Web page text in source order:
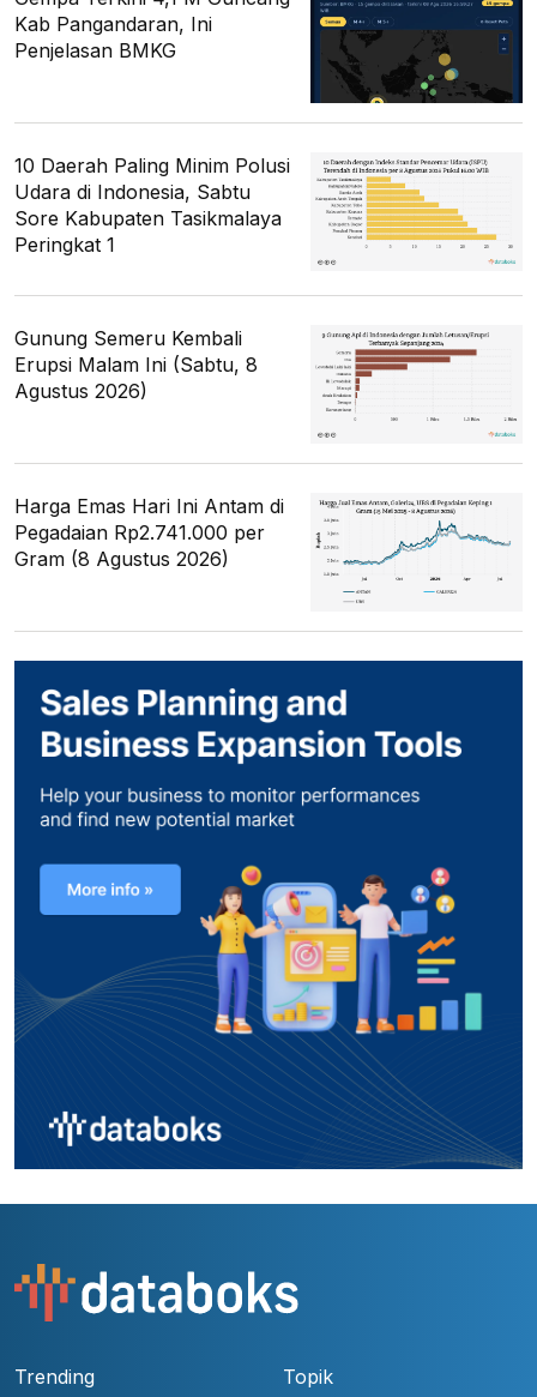
Kab Pangandaran, Ini
Penjelasan BMKG
10 Daerah Paling Minim Polusi
Udara di Indonesia, Sabtu
Sore Kabupaten Tasikmalaya
Peringkat 1
Gunung Semeru Kembali
Erupsi Malam Ini (Sabtu, 8
Agustus 2026)
Harga Emas Hari Ini Antam di
Pegadaian Rp2.741.000 per
Gram (8 Agustus 2026)
Trending Topik